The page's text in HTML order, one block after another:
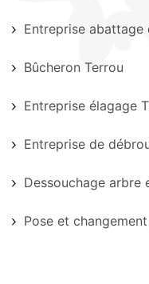
Entreprise abattage
Bûcheron Terrou
Entreprise élagage
Entreprise de
Dessouchage arbre
Pose et